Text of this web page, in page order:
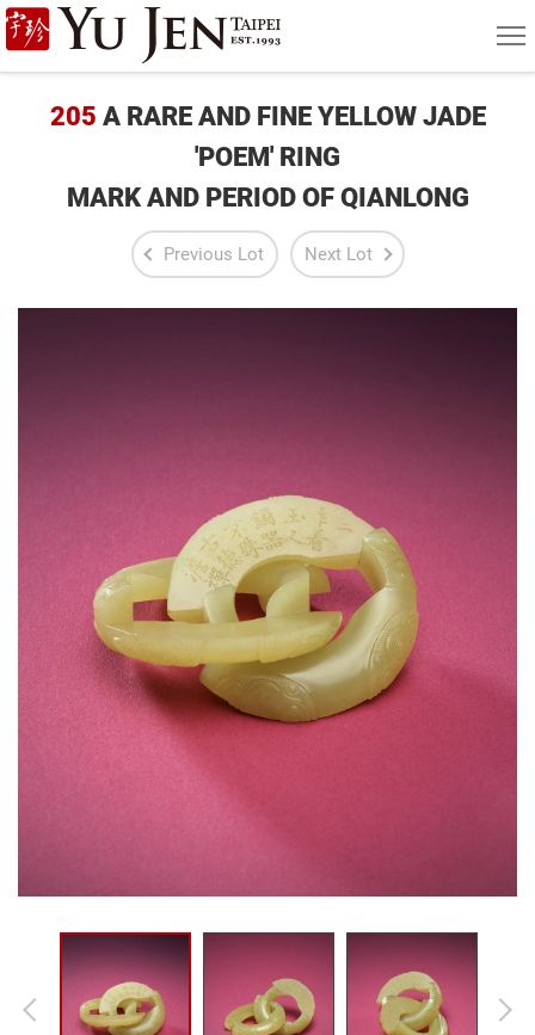
Yu
Jen
Taipei
Antique
Auction
Sales
205 A RARE AND FINE YELLOW JADE
'POEM' RING
MARK AND PERIOD OF QIANLONG
Previous Lot Next Lot